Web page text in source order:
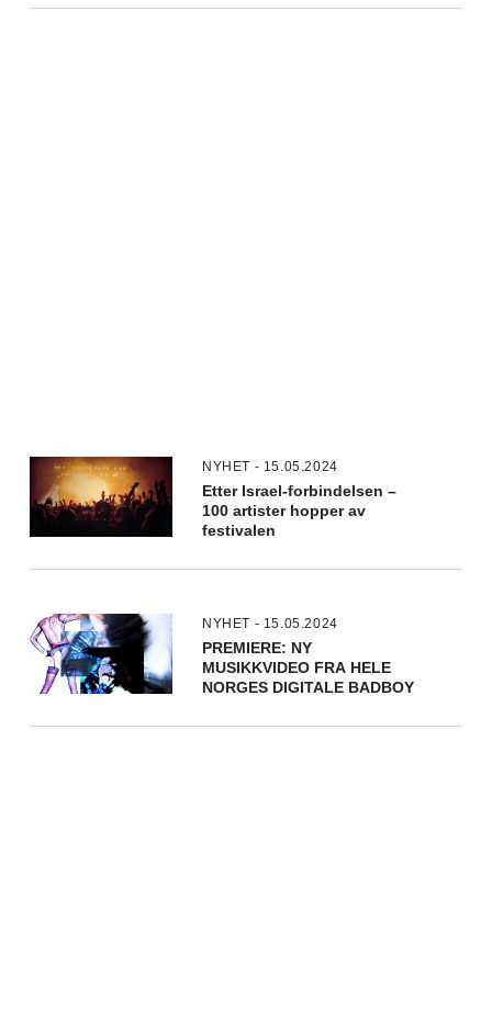
NYHET - 15.05.2024
Etter Israel-forbindelsen –
100 artister hopper av
festivalen
NYHET - 15.05.2024
PREMIERE: NY
MUSIKKVIDEO FRA HELE
NORGES DIGITALE BADBOY